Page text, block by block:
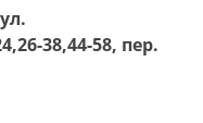
38,44-58, пер.